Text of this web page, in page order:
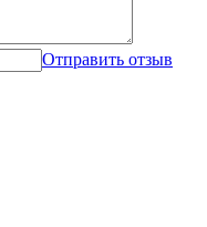
Отправить отзыв